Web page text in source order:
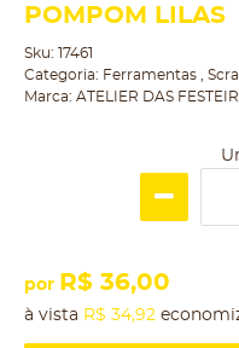
POMPOM LILAS
Sku: 17461
Categoria: Ferramentas
Marca: ATELIER DAS
por R$ 36,00
à vista R$ 34,92